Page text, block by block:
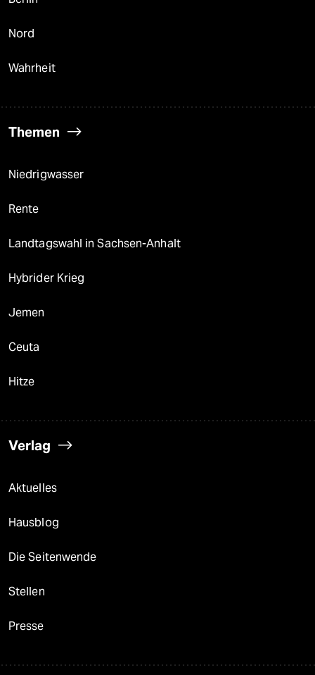
Nord
Wahrheit
Themen
Niedrigwasser
Rente
Landtagswahl in Sachsen-Anhalt
Hybrider Krieg
Jemen
Ceuta
Hitze
Verlag
Aktuelles
Hausblog
Die Seitenwende
Stellen
Presse